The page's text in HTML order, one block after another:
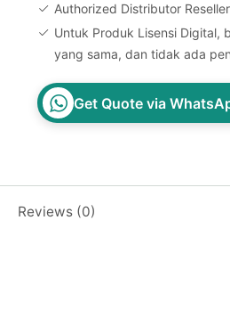
License
Key
quantity
Authorized Distributor
Untuk Produk Lisensi Digital,
yang sama, dan tidak ada
Get Quote via
Reviews (0)